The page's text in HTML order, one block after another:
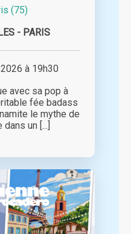
(75)
- PARIS
à 19h30
avec sa pop à
fée badass
le mythe de
un [...]